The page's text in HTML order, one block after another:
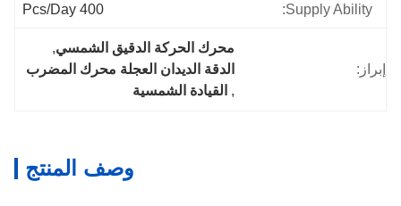
Supply Ability:
400 Pcs/day
إبراز:
محرك الحركة الدقيق الشمسي ,
الدقة الديدان العجلة محرك المضرب
, القيادة الشمسية
وصف المنتج